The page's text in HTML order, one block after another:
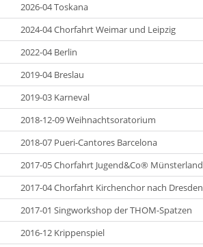
2026-04 Toskana
2024-04 Chorfahrt Weimar und Leipzig
2022-04 Berlin
2019-04 Breslau
2019-03 Karneval
2018-12-09 Weihnachtsoratorium
2018-07 Pueri-Cantores Barcelona
2017-05 Chorfahrt Jugend&Co® Münsterland
2017-04 Chorfahrt Kirchenchor nach Dresden
2017-01 Singworkshop der THOM-Spatzen
2016-12 Krippenspiel